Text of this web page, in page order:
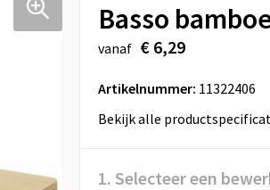
Basso
vanaf € 6,29
Artikelnummer: 11322406
Bekijk alle
1. Selecteer een